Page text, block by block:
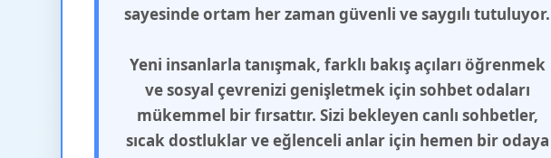
sayesinde ortam her zaman güvenli ve saygılı tutuluyor.
Yeni insanlarla tanışmak, farklı bakış açıları öğrenmek
ve sosyal çevrenizi genişletmek için sohbet odaları
mükemmel bir fırsattır. Sizi bekleyen canlı sohbetler,
sıcak dostluklar ve eğlenceli anlar için hemen bir odaya